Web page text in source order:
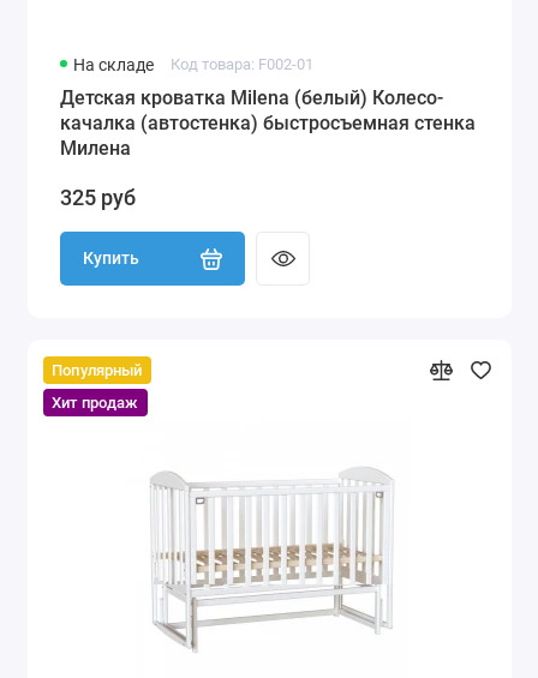
На складе Код товара: F002-01
Детская кроватка Milena (белый) Колесо-
качалка (автостенка) быстросъемная стенка
Милена
325 руб
Купить
Популярный
Хит продаж